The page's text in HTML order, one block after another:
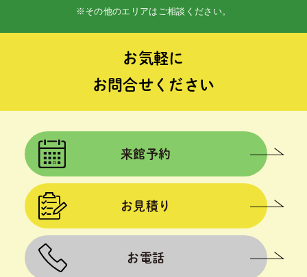
※その他のエリアはご相談ください。
お気軽に
お問合せください
来館予約
お見積り
お電話